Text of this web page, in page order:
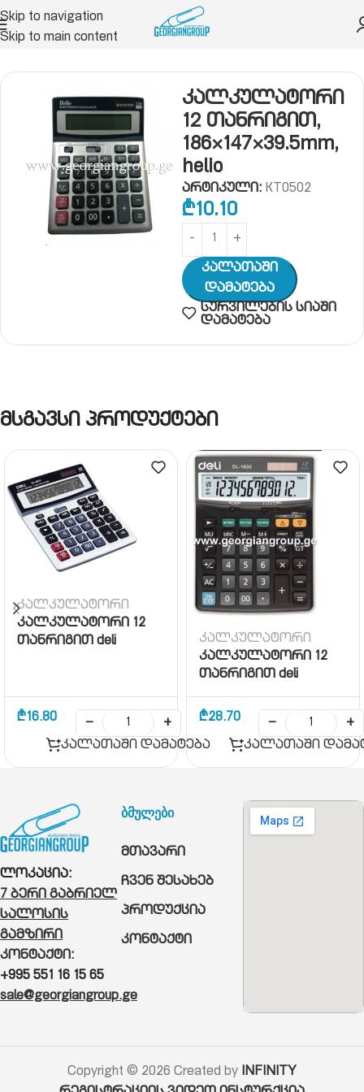
Skip to navigation
Skip to main content
საკანცელარიო ნივთები
კალკულატორი
12 თანრიგით,
186×147×39.5mm,
helio
არტიკული: KT0502
₾10.10
Კალათაში
Დამატება
სურვილების სიაში
დამატება
მსგავსი პროდუქტები
კალკულატორი
კალკულატორი 12
თანრიგით deli
₾16.80 −
+
კალათაში დამატება
კალკულატორი
კალკულატორი 12
თანრიგით deli
₾28.70 −
+
კალათაში
ლოკაცია:
7 ბერი გაბრიელ
სალოსის
გამზირი
კონტაქტი:
+995 551 16 15 65
sale@georgiangroup.ge
ბმულები
მთავარი
ჩვენ შესახებ
პროდუქცია
კონტაქტი
Copyright © 2026 Created by INFINITY